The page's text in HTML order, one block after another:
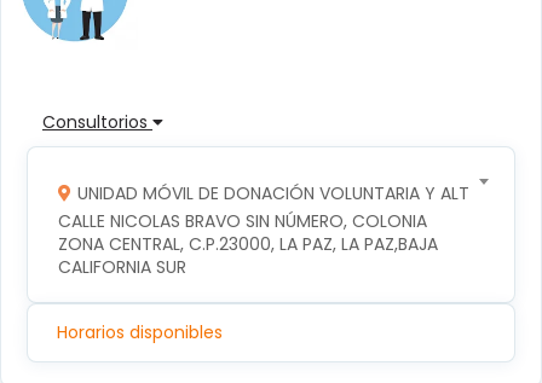
Consultorios
UNIDAD MÓVIL DE DONACIÓN VOLUNTARIA Y ALTRUISTA
CALLE NICOLAS BRAVO SIN NÚMERO, COLONIA
ZONA CENTRAL, C.P.23000, LA PAZ, LA PAZ,BAJA
CALIFORNIA SUR
Horarios disponibles